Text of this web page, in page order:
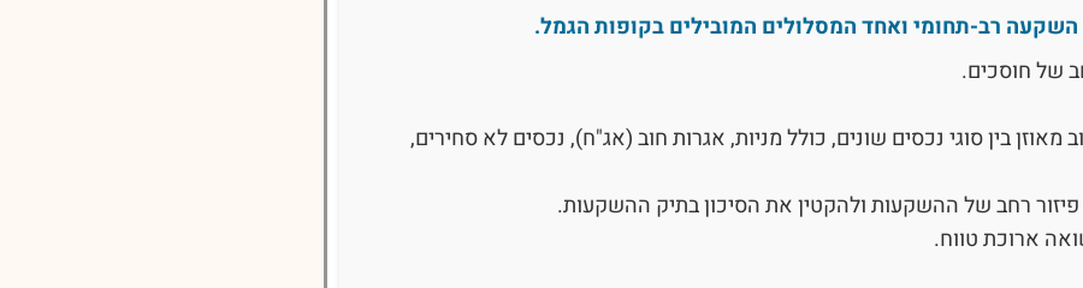
רב-תחומי ואחד המסלולים המובילים בקופות הגמל.
של חוסכים.
מאוזן בין סוגי נכסים שונים, כולל מניות, אגרות חוב (אג"ח), נכסים לא סחירים,
רחב של ההשקעות ולהקטין את הסיכון בתיק ההשקעות.
ארוכת טווח.